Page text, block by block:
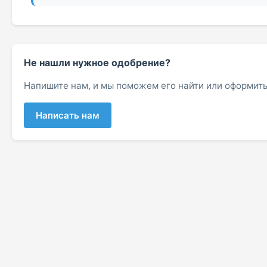
Не нашли нужное одобрение?
Напишите нам, и мы поможем его найти или
Написать нам